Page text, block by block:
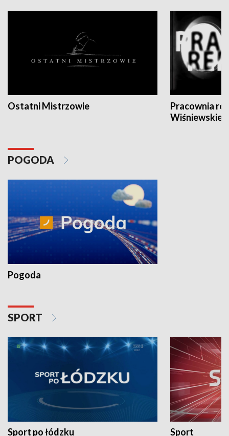
Ostatni Mistrzowie
Pracownia
POGODA
Pogoda
SPORT
Sport po łódzku Sport